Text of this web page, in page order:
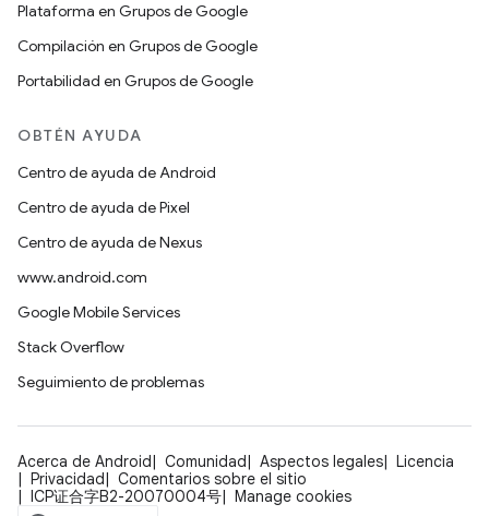
Plataforma en Grupos de Google
Compilación en Grupos de Google
Portabilidad en Grupos de Google
OBTÉN AYUDA
Centro de ayuda de Android
Centro de ayuda de Pixel
Centro de ayuda de Nexus
www.android.com
Google Mobile Services
Stack Overflow
Seguimiento de problemas
Acerca de Android Comunidad Aspectos legales
Licencia
Privacidad
Comentarios sobre el sitio
ICP证合字B2-20070004号
Manage cookies